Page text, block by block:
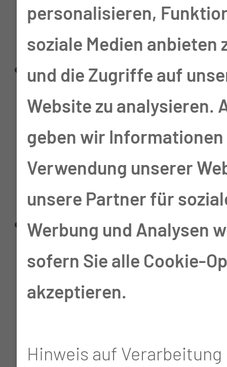
Aufnahmetag schnellst
möglich erhalten.
Zur Onlineaufnahme
benötigen Sie Ihren
Einweisungsschein
("Verordnung von
Füllen Sie alle
notwendigen Angaben
von Schritt 1 bis Schritt
Mit * markierte Felder
personalisieren,
soziale Medien anbieten
und die Zugriffe auf
Website zu analysieren.
geben wir Informationen
Verwendung unserer
unsere Partner für
Werbung und Analysen
sofern Sie alle Cookie-
akzeptieren.
Hinweis auf